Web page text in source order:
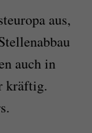
aus,
auch in
kräftig.